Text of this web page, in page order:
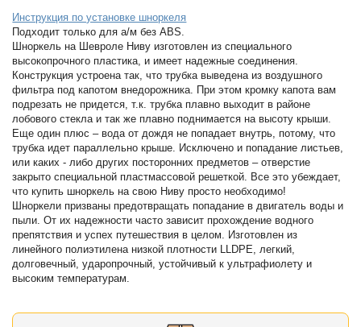
Инструкция по установке шноркеля
Подходит только для а/м без ABS.
Шноркель на Шевроле Ниву изготовлен из специального
высокопрочного пластика, и имеет надежные соединения.
Конструкция устроена так, что трубка выведена из воздушного
фильтра под капотом внедорожника. При этом кромку капота вам
подрезать не придется, т.к. трубка плавно выходит в районе
лобового стекла и так же плавно поднимается на высоту крыши.
Еще один плюс – вода от дождя не попадает внутрь, потому, что
трубка идет параллельно крыше. Исключено и попадание листьев,
или каких - либо других посторонних предметов – отверстие
закрыто специальной пластмассовой решеткой. Все это убеждает,
что купить шноркель на свою Ниву просто необходимо!
Шноркели призваны предотвращать попадание в двигатель воды и
пыли. От их надежности часто зависит прохождение водного
препятствия и успех путешествия в целом. Изготовлен из
линейного полиэтилена низкой плотности LLDPE, легкий,
долговечный, ударопрочный, устойчивый к ультрафиолету и
высоким температурам.